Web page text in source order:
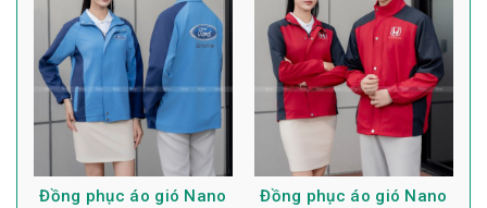
Đồng phục áo gió Nano
Đồng phục áo gió Nano